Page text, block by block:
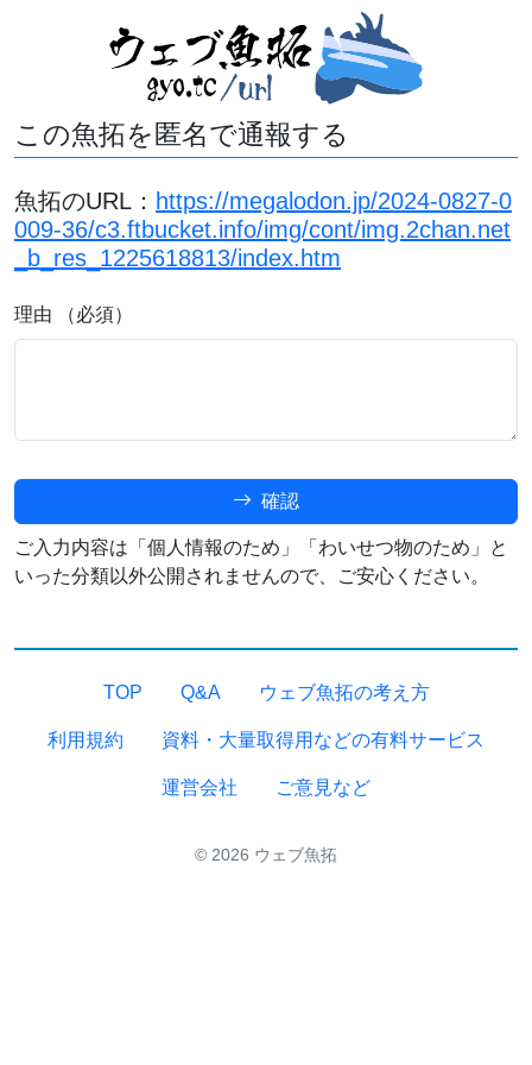
この魚拓を匿名で通報する
魚拓のURL： https://megalodon.jp/2024-0827-0
009-36/c3.ftbucket.info/img/cont/img.2chan.net
_b_res_1225618813/index.htm
理由 （必須）
確認
ご入力内容は「個人情報のため」「わいせつ物のため」と
いった分類以外公開されませんので、ご安心ください。
TOP Q&A ウェブ魚拓の考え方
利用規約 資料・大量取得用などの有料サービス
運営会社 ご意見など
© 2026 ウェブ魚拓